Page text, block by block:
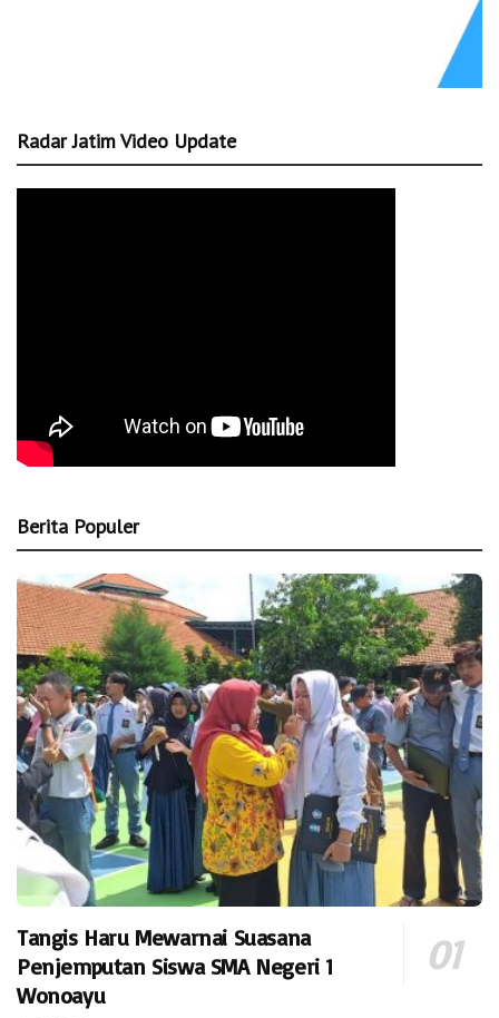
Radar Jatim Video Update
Berita Populer
Tangis Haru Mewarnai Suasana
Penjemputan Siswa SMA Negeri 1
Wonoayu